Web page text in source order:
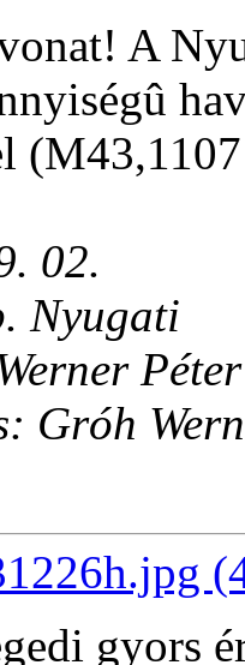
A
02.
Nyugati
Péter
Gróh
gyors